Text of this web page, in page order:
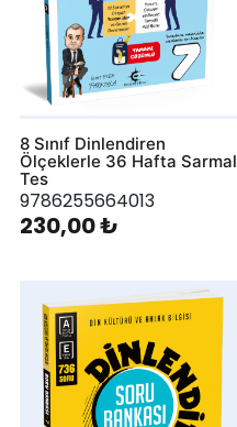
8 Sınıf Dinlendiren
Ölçeklerle 36 Hafta Sarmal
Tes
9786255664013
230,00 ₺